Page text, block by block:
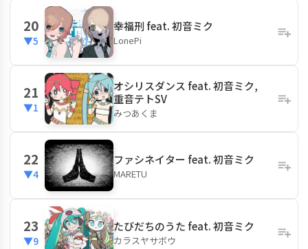
20
▼5
幸福刑 feat. 初音ミク
LonePi
21
▼1
オシリスダンス feat. 初音ミク,
重音テトSV
みつあくま
22
▼4
ファシネイター feat. 初音ミク
MARETU
23
▼9
たびだちのうた feat. 初音ミク
カラスヤサボウ